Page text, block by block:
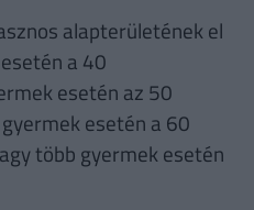
alapterületének el
a 40
esetén az 50
esetén a 60
több gyermek esetén